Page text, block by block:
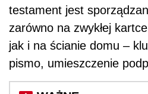
testament jest
zarówno na zwykłej
jak i na ścianie domu –
pismo, umieszczenie